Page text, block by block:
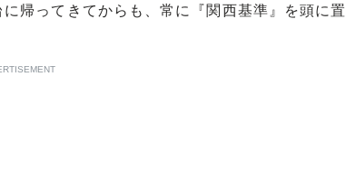
帰ってきてからも、常に『関西基準』を頭に置